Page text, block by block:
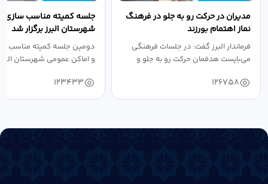
مدیران در حرکت رو به جلو در فرهنگ
نماز اهتمام بورزند
فرماندار البرز گفت: در جلسات فرهنگی
می‌بایست هدفمان حرکت رو به جلو و
126758
جلسه کمیته مناسب سازی
شهرستان البرز برگزار شد
دومین جلسه کمیته مناسب
و اماکن عمومی شهرستان
123433